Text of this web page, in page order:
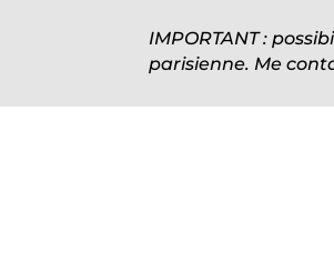
IMPORTANT :
parisienne. Me